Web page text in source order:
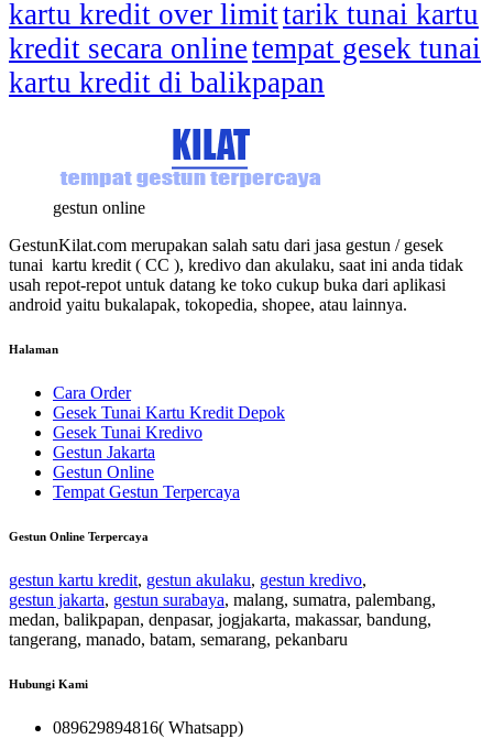
kartu kredit over limittarik tunai kartu
kredit secara onlinetempat gesek tunai
kartu kredit di balikpapan
gestun online
GestunKilat.com merupakan salah satu dari jasa gestun / gesek
tunai kartu kredit ( CC ), kredivo dan akulaku, saat ini anda tidak
usah repot-repot untuk datang ke toko cukup buka dari aplikasi
android yaitu bukalapak, tokopedia, shopee, atau lainnya.
Halaman
Cara Order
Gesek Tunai Kartu Kredit Depok
Gesek Tunai Kredivo
Gestun Jakarta
Gestun Online
Tempat Gestun Terpercaya
Gestun Online Terpercaya
gestun kartu kredit, gestun akulaku, gestun kredivo,
gestun jakarta, gestun surabaya, malang, sumatra, palembang,
medan, balikpapan, denpasar, jogjakarta, makassar, bandung,
tangerang, manado, batam, semarang, pekanbaru
Hubungi Kami
089629894816( Whatsapp)